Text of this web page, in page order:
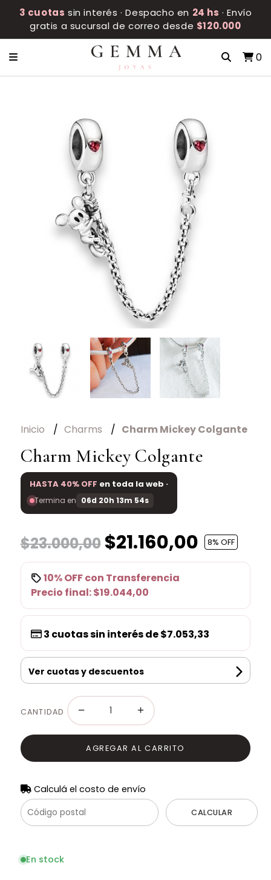
3 cuotas sin interés · Despacho en 24 hs · Envío
gratis a sucursal de correo desde $120.000
0
Inicio Charms Charm Mickey Colgante
Charm Mickey Colgante
HASTA 40% OFF en toda la web ·
Termina en 06d 20h 13m 54s
$23.000,00$21.160,00 8% OFF
10% OFFcon Transferencia
Precio final:$19.044,00
3 cuotas sin interés de$7.053,33
Ver cuotas y descuentos
CANTIDAD − +
AGREGAR AL CARRITO
Calculá el costo de envío
CALCULAR
En stock